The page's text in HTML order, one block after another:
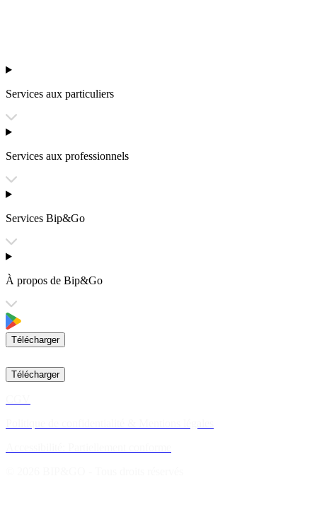
Services aux particuliers
Services aux professionnels
Services Bip&Go
À propos de Bip&Go
Télécharger
Télécharger